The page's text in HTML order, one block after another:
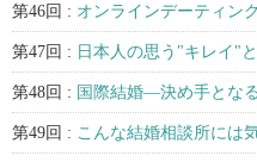
第46回 : オンラインデーティン
第47回 : 日本人の思う"キレイ"
第48回 : 国際結婚―決め手とな
第49回 : こんな結婚相談所には